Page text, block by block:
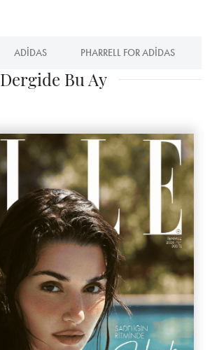
ADIDAS PHARRELL FOR ADIDAS
Dergide Bu Ay